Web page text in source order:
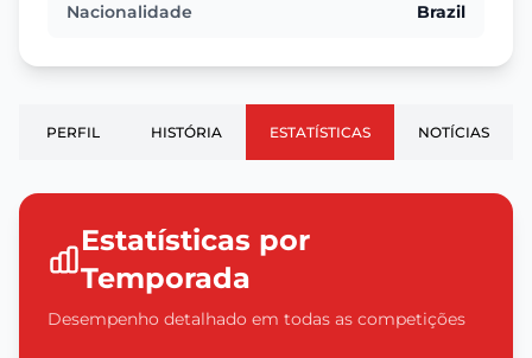
Nacionalidade Brazil
PERFIL HISTÓRIA ESTATÍSTICAS NOTÍCIAS
Estatísticas por
Temporada
Desempenho detalhado em todas as competições